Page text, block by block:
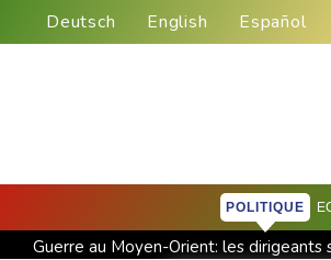
Deutsch English Español
POLITIQUE
Guerre au Moyen-Orient: les dirigeants